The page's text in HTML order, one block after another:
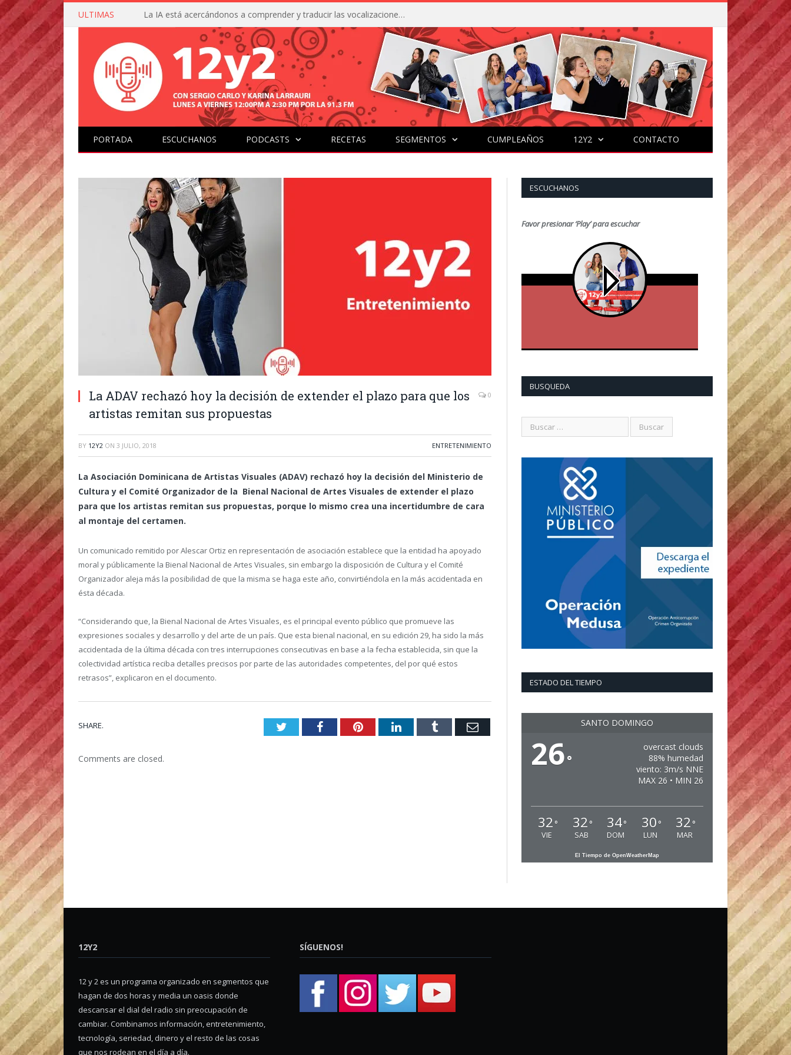
ULTIMAS La IA está acercándonos a comprender y traducir las vocalizaciones y comportamientos de nuestras mascotas
PORTADA ESCUCHANOS PODCASTS RECETAS SEGMENTOS CUMPLEAÑOS 12Y2 CONTACTO
La ADAV rechazó hoy la decisión de extender el plazo para que los
artistas remitan sus propuestas
0
BY 12Y2 ON 3 JULIO, 2018 ENTRETENIMIENTO
La Asociación Dominicana de Artistas Visuales (ADAV) rechazó hoy la decisión del Ministerio de
Cultura y el Comité Organizador de la Bienal Nacional de Artes Visuales de extender el plazo
para que los artistas remitan sus propuestas, porque lo mismo crea una incertidumbre de cara
al montaje del certamen.
Un comunicado remitido por Alescar Ortiz en representación de asociación establece que la entidad ha apoyado
moral y públicamente la Bienal Nacional de Artes Visuales, sin embargo la disposición de Cultura y el Comité
Organizador aleja más la posibilidad de que la misma se haga este año, convirtiéndola en la más accidentada en
ésta década.
“Considerando que, la Bienal Nacional de Artes Visuales, es el principal evento público que promueve las
expresiones sociales y desarrollo y del arte de un país. Que esta bienal nacional, en su edición 29, ha sido la más
accidentada de la última década con tres interrupciones consecutivas en base a la fecha establecida, sin que la
colectividad artística reciba detalles precisos por parte de las autoridades competentes, del por qué estos
retrasos”, explicaron en el documento.
SHARE. TwitterFacebookPinterestLinkedInTumblr Email
Comments are closed.
ESCUCHANOS
Favor presionar ‘Play’ para escuchar
BUSQUEDA
ESTADO DEL TIEMPO
SANTO DOMINGO
26°
overcast clouds
88% humedad
viento: 3m/s NNE
MAX 26 • MIN 26
32 °
VIE
32 °
SAB
34°
DOM
30 °
LUN
32 °
MAR
El Tiempo de OpenWeatherMap
12Y2
12 y 2 es un programa organizado en segmentos que
hagan de dos horas y media un oasis donde
descansar el dial del radio sin preocupación de
cambiar. Combinamos información, entretenimiento,
tecnología, seriedad, dinero y el resto de las cosas
que nos rodean en el día a día.
SÍGUENOS!